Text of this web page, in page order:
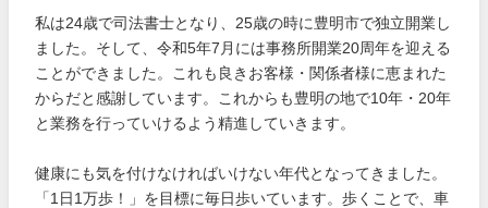
私は24歳で司法書士となり、25歳の時に豊明市で独立開業し
ました。そして、令和5年7月には事務所開業20周年を迎える
ことができました。これも良きお客様・関係者様に恵まれた
からだと感謝しています。これからも豊明の地で10年・20年
と業務を行っていけるよう精進していきます。
健康にも気を付けなければいけない年代となってきました。
「1日1万歩！」を目標に毎日歩いています。歩くことで、車